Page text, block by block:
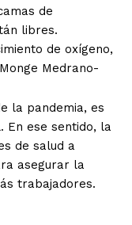
de
libres.
de oxígeno,
Medrano-
la pandemia, es
En ese sentido, la
de salud a
asegurar la
trabajadores.